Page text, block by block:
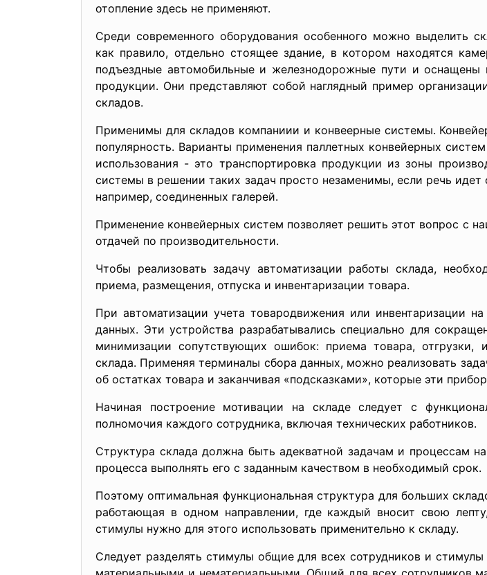
отопление здесь не применяют.
Среди современного оборудования особенного можно выделить
как правило, отдельно стоящее здание, в котором находятся
подъездные автомобильные и железнодорожные пути и
продукции. Они представляют собой наглядный пример
складов.
Применимы для складов компаниии и конвеерные системы.
популярность. Варианты применения паллетных конвейерных
использования - это транспортировка продукции из зоны
системы в решении таких задач просто незаменимы, если речь
например, соединенных галерей.
Применение конвейерных систем позволяет решить этот вопрос с
отдачей по производительности.
Чтобы реализовать задачу автоматизации работы склада,
приема, размещения, отпуска и инвентаризации товара.
При автоматизации учета товародвижения или инвентаризации
данных. Эти устройства разрабатывались специально для
минимизации сопутствующих ошибок: приема товара, отгрузки,
склада. Применяя терминалы сбора данных, можно реализовать
об остатках товара и заканчивая «подсказками», которые эти
Начиная построение мотивации на складе следует с
полномочия каждого сотрудника, включая технических работников.
Структура склада должна быть адекватной задачам и процессам
процесса выполнять его с заданным качеством в необходимый срок.
Поэтому оптимальная функциональная структура для больших
работающая в одном направлении, где каждый вносит свою
стимулы нужно для этого использовать применительно к складу.
Следует разделять стимулы общие для всех сотрудников и